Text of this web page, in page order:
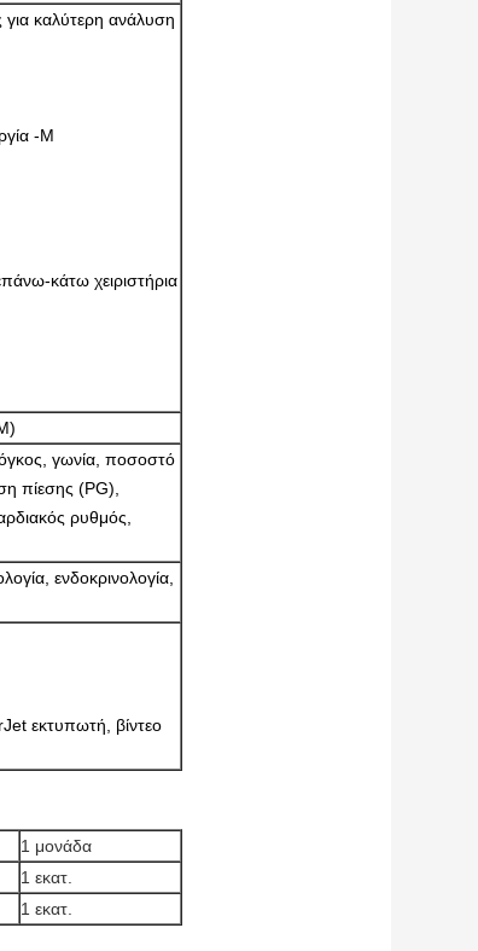
καλύτερη ανάλυση
-M
κάτω χειριστήρια
γωνία, ποσοστό
πίεσης (PG),
ρυθμός,
ενδοκρινολογία,
εκτυπωτή, βίντεο
1 μονάδα
1 εκατ.
1 εκατ.